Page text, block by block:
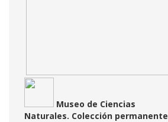
Museo de Ciencias
Naturales. Colección permanente